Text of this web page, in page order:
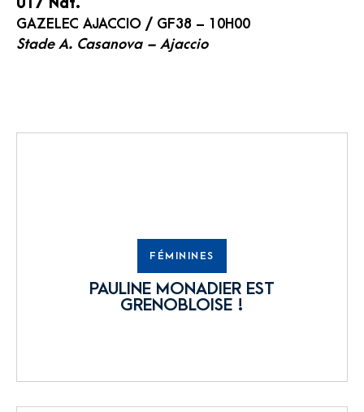
U17 Nat.
GAZELEC AJACCIO / GF38 – 10H00
Stade A. Casanova – Ajaccio
FÉMININES
PAULINE MONADIER EST
GRENOBLOISE !